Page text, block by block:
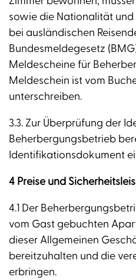
sowie die Nationalität und
bei ausländischen
Bundesmeldegesetz
Meldescheine für
Meldeschein ist vom
unterschreiben.
3.3. Zur Überprüfung der
Beherbergungsbetrieb
Identifikationsdokument
4 Preise und
4.1 Der
vom Gast gebuchten
dieser Allgemeinen
bereitzuhalten und die
erbringen.